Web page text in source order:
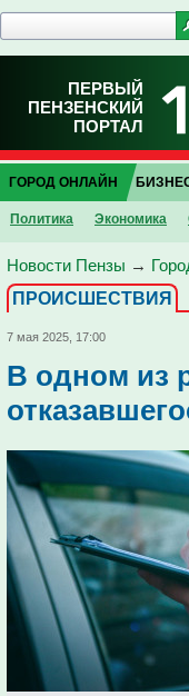
ПЕРВЫЙ
ПЕНЗЕНСКИЙ
ПОРТАЛ
ГОРОД ОНЛАЙН
Политика Экономика
Новости Пензы →
ПРОИCШЕСТВИЯ
7 мая 2025, 17:00
В одном из